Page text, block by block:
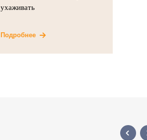
ухаживать
Подробнее